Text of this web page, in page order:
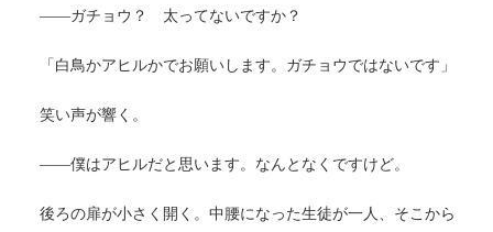
――ガチョウ？ 太ってないですか？
「白鳥かアヒルかでお願いします。ガチョウではないです」
笑い声が響く。
――僕はアヒルだと思います。なんとなくですけど。
後ろの扉が小さく開く。中腰になった生徒が一人、そこから